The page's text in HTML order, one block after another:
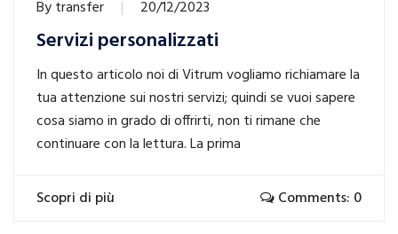
Bytransfer 20/12/2023
Servizi personalizzati
In questo articolo noi di Vitrum vogliamo richiamare la
tua attenzione sui nostri servizi; quindi se vuoi sapere
cosa siamo in grado di offrirti, non ti rimane che
continuare con la lettura. La prima
Scopri di più Comments: 0